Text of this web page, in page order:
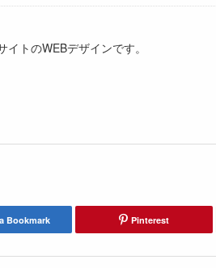
トのWEBデザインです。
Bookmark Pinterest